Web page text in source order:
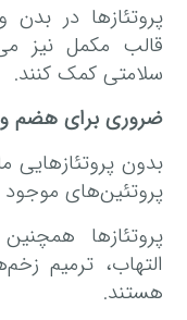
پروتئازها در
قالب مکمل نیز
سلامتی کمک کنند.
ضروری برای هضم و
بدون پروتئازهایی
پروتئین‌های
پروتئازها
التهاب، ترمیم
هستند.